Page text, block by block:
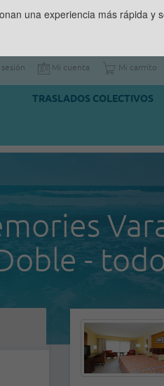
Mi cuenta Mi carrrito
TRASLADOS COLECTIVOS
-
una experiencia más rápida